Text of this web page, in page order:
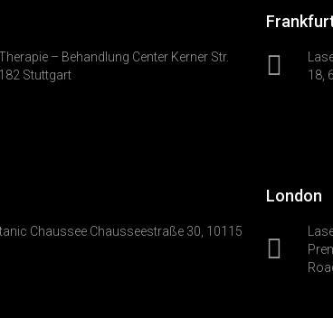
Therapie – Behandlung Center Kerner Str.
Stuttgart
18,
Chaussee Chausseestraße 30, 10115
London